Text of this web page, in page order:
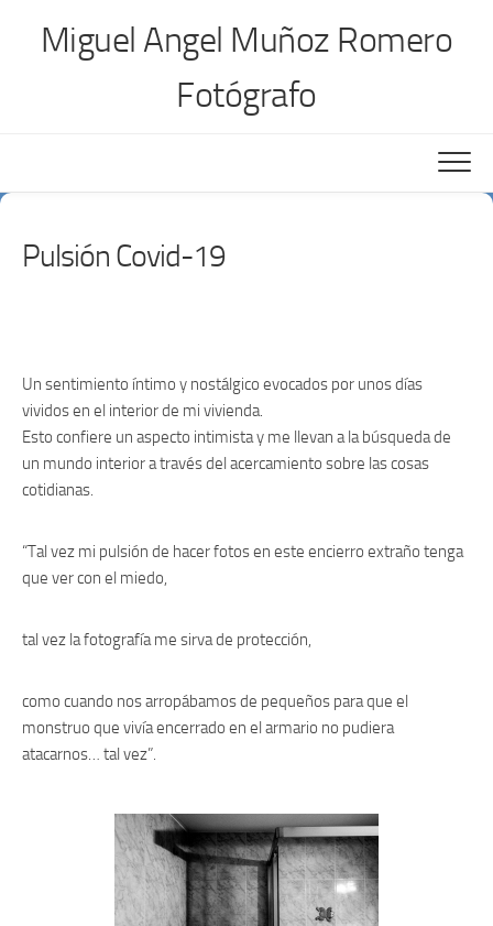
Miguel Angel Muñoz Romero
Fotógrafo
Pulsión Covid-19
Un sentimiento íntimo y nostálgico evocados por unos días
vividos en el interior de mi vivienda.
Esto confiere un aspecto intimista y me llevan a la búsqueda de
un mundo interior a través del acercamiento sobre las cosas
cotidianas.
“Tal vez mi pulsión de hacer fotos en este encierro extraño tenga
que ver con el miedo,
tal vez la fotografía me sirva de protección,
como cuando nos arropábamos de pequeños para que el
monstruo que vivía encerrado en el armario no pudiera
atacarnos… tal vez”.